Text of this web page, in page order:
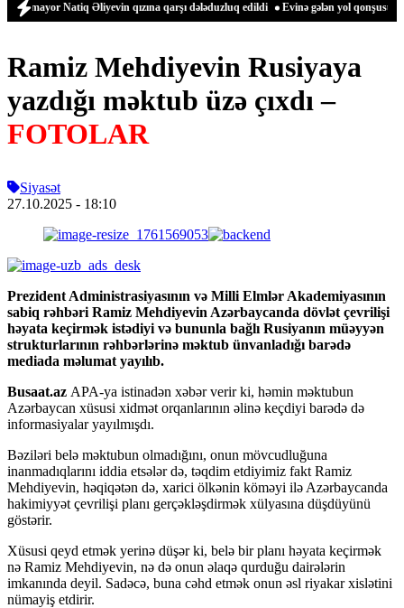
Natiq Əliyevin qızına qarşı dələduzluq edildi Evinə gələn yol qonşusu tərəfindən
Ramiz Mehdiyevin Rusiyaya
yazdığı məktub üzə çıxdı –
FOTOLAR
Siyasət
27.10.2025 - 18:10
Prezident Administrasiyasının və Milli Elmlər Akademiyasının
sabiq rəhbəri Ramiz Mehdiyevin Azərbaycanda dövlət çevrilişi
həyata keçirmək istədiyi və bununla bağlı Rusiyanın müəyyən
strukturlarının rəhbərlərinə məktub ünvanladığı barədə
mediada məlumat yayılıb.
Busaat.az APA-ya istinadən xəbər verir ki, həmin məktubun
Azərbaycan xüsusi xidmət orqanlarının əlinə keçdiyi barədə də
informasiyalar yayılmışdı.
Bəziləri belə məktubun olmadığını, onun mövcudluğuna
inanmadıqlarını iddia etsələr də, təqdim etdiyimiz fakt Ramiz
Mehdiyevin, həqiqətən də, xarici ölkənin köməyi ilə Azərbaycanda
hakimiyyət çevrilişi planı gerçəkləşdirmək xülyasına düşdüyünü
göstərir.
Xüsusi qeyd etmək yerinə düşər ki, belə bir planı həyata keçirmək
nə Ramiz Mehdiyevin, nə də onun əlaqə qurduğu dairələrin
imkanında deyil. Sadəcə, buna cəhd etmək onun əsl riyakar xislətini
nümayiş etdirir.